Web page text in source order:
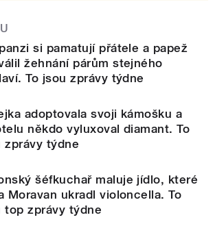
si pamatují přátele a papež
žehnání párům stejného
To jsou zprávy týdne
adoptovala svoji kámošku a
někdo vyluxoval diamant. To
zprávy týdne
šéfkuchař maluje jídlo, které
Moravan ukradl violoncella. To
top zprávy týdne